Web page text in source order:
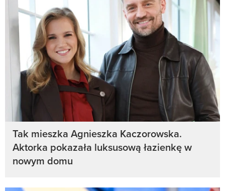
Tak mieszka Agnieszka Kaczorowska.
Aktorka pokazała luksusową łazienkę w
nowym domu